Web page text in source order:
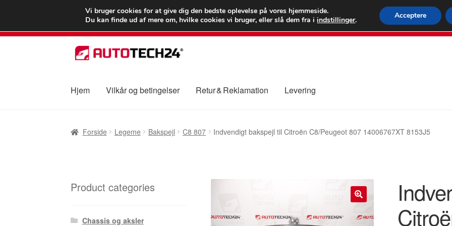
LEVERING fra 55 kr.
FEDEX
80 82
Spring
til
Spring
til
Hjem Vilkår og betingelser Retur & Reklamation Levering
Forside Legeme Bakspejl C8 807 Indvendigt bakspejl til Citroën C8/Peugeot 807 14006767XT 8153J5
Product categories
Chassis og aksler
Vi bruger cookies for at give dig den bedste oplevelse på vores hjemmeside.
Du kan finde ud af mere om, hvilke cookies vi bruger, eller slå dem fra iindstillinger. Acceptere